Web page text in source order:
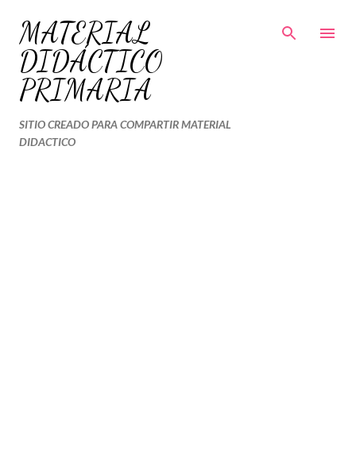
Ir al contenido principal
MATERIAL
DIDÁCTICO
PRIMARIA
SITIO CREADO PARA COMPARTIR MATERIAL
DIDACTICO